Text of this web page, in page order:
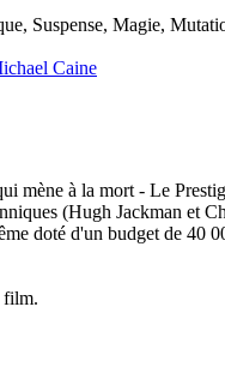
Suspense, Magie,
Caine
mène à la mort - Le
(Hugh Jackman et
doté d'un budget de 40
film.